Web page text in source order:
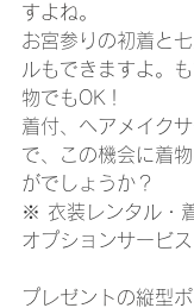
すよね。
お宮参りの初着と
ルもできますよ。
物でもOK！
着付、ヘアメイク
で、この機会に着
がでしょうか？
※ 衣装レンタル・
オプションサービス
プレゼントの縦型